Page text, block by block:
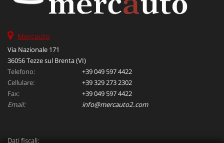
Mercauto
Via Nazionale 171
36056 Tezze sul Brenta (VI)
Telefono:
+39 049 597 4422
Cellulare:
+39 329 273 2302
Fax:
+39 049 597 4422
Email:
info@mercauto2.com
Dati fiscali: